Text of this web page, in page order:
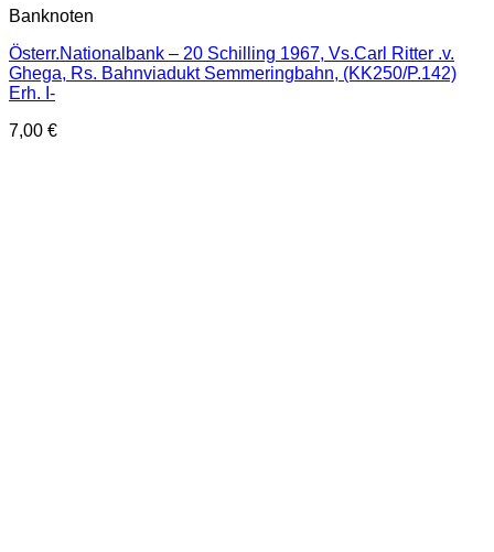
Banknoten
Österr.Nationalbank – 20 Schilling 1967, Vs.Carl Ritter .v.
Ghega, Rs. Bahnviadukt Semmeringbahn, (KK250/P.142)
Erh. I-
7,00 €